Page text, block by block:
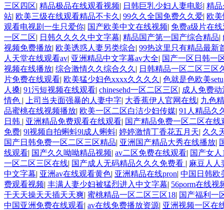
三区四区| 精品极品在线观看视频| 日韩巨乳少妇人妻电影| 精
站| 欧美三级在线观看精品不卡久 | 99久久全国免费久久爱| 欧
观看电视剧一生只爱你| 国产欧美中文在线视频| 免费a级片在
一区二区| 日韩久久久久中文字幕| 精品国产第一国产综合精品|
视频免费播放| 欧美诱惑人妻另类综合| 99热这里只有精品最新
人天堂在线观看av| 亚洲精品中文字幕av大全| 国产一区日韩一
视频在线播放| 综合激情久久综合久久 | 日韩精品一区二区三区
片免费在线观看| 欧美猛少妇色xxxx久久久久 | 色就是色欧美setu
人搡| 91污短视频在线观看| chinesehd一区二区三区| 成人免费
情色 | 上司当夫面强暴的人妻中字| 大香蕉伊人官网在线| 九色
品蜜桃在线视频播放| 欧美一区二区白洁少妇传媒| 91人精品久
日韩 | 亚洲精品免费观看在线观看| 国产精品免费一区二区在线
免费| 9l视频自拍蝌蚪9l成人蝌蚪| 婷婷激情丁香花五月天| 久久
国产日韩免费一区二区三区精品| 亚洲国产精品大秀在线播放|
线观看| 国产久久呦呦精品视频| av二区免费在线观看| 国产女
一区二区三区在线| 国产成人无码精品久久久免费看 | 麻豆人人
中文字幕| 亚洲av在线观看黄色| 亚洲精品在线pron| 中国日韩欧
费观看视频| 丰满人妻少妇被猛烈进入中文字幕| 56porm在线视
干天天操天天插天天爽| 蜜桃精品一区二区三区18| 国产福利一
中国亚洲免费在线观看| av在线免费播放资源| 亚洲视频一区在